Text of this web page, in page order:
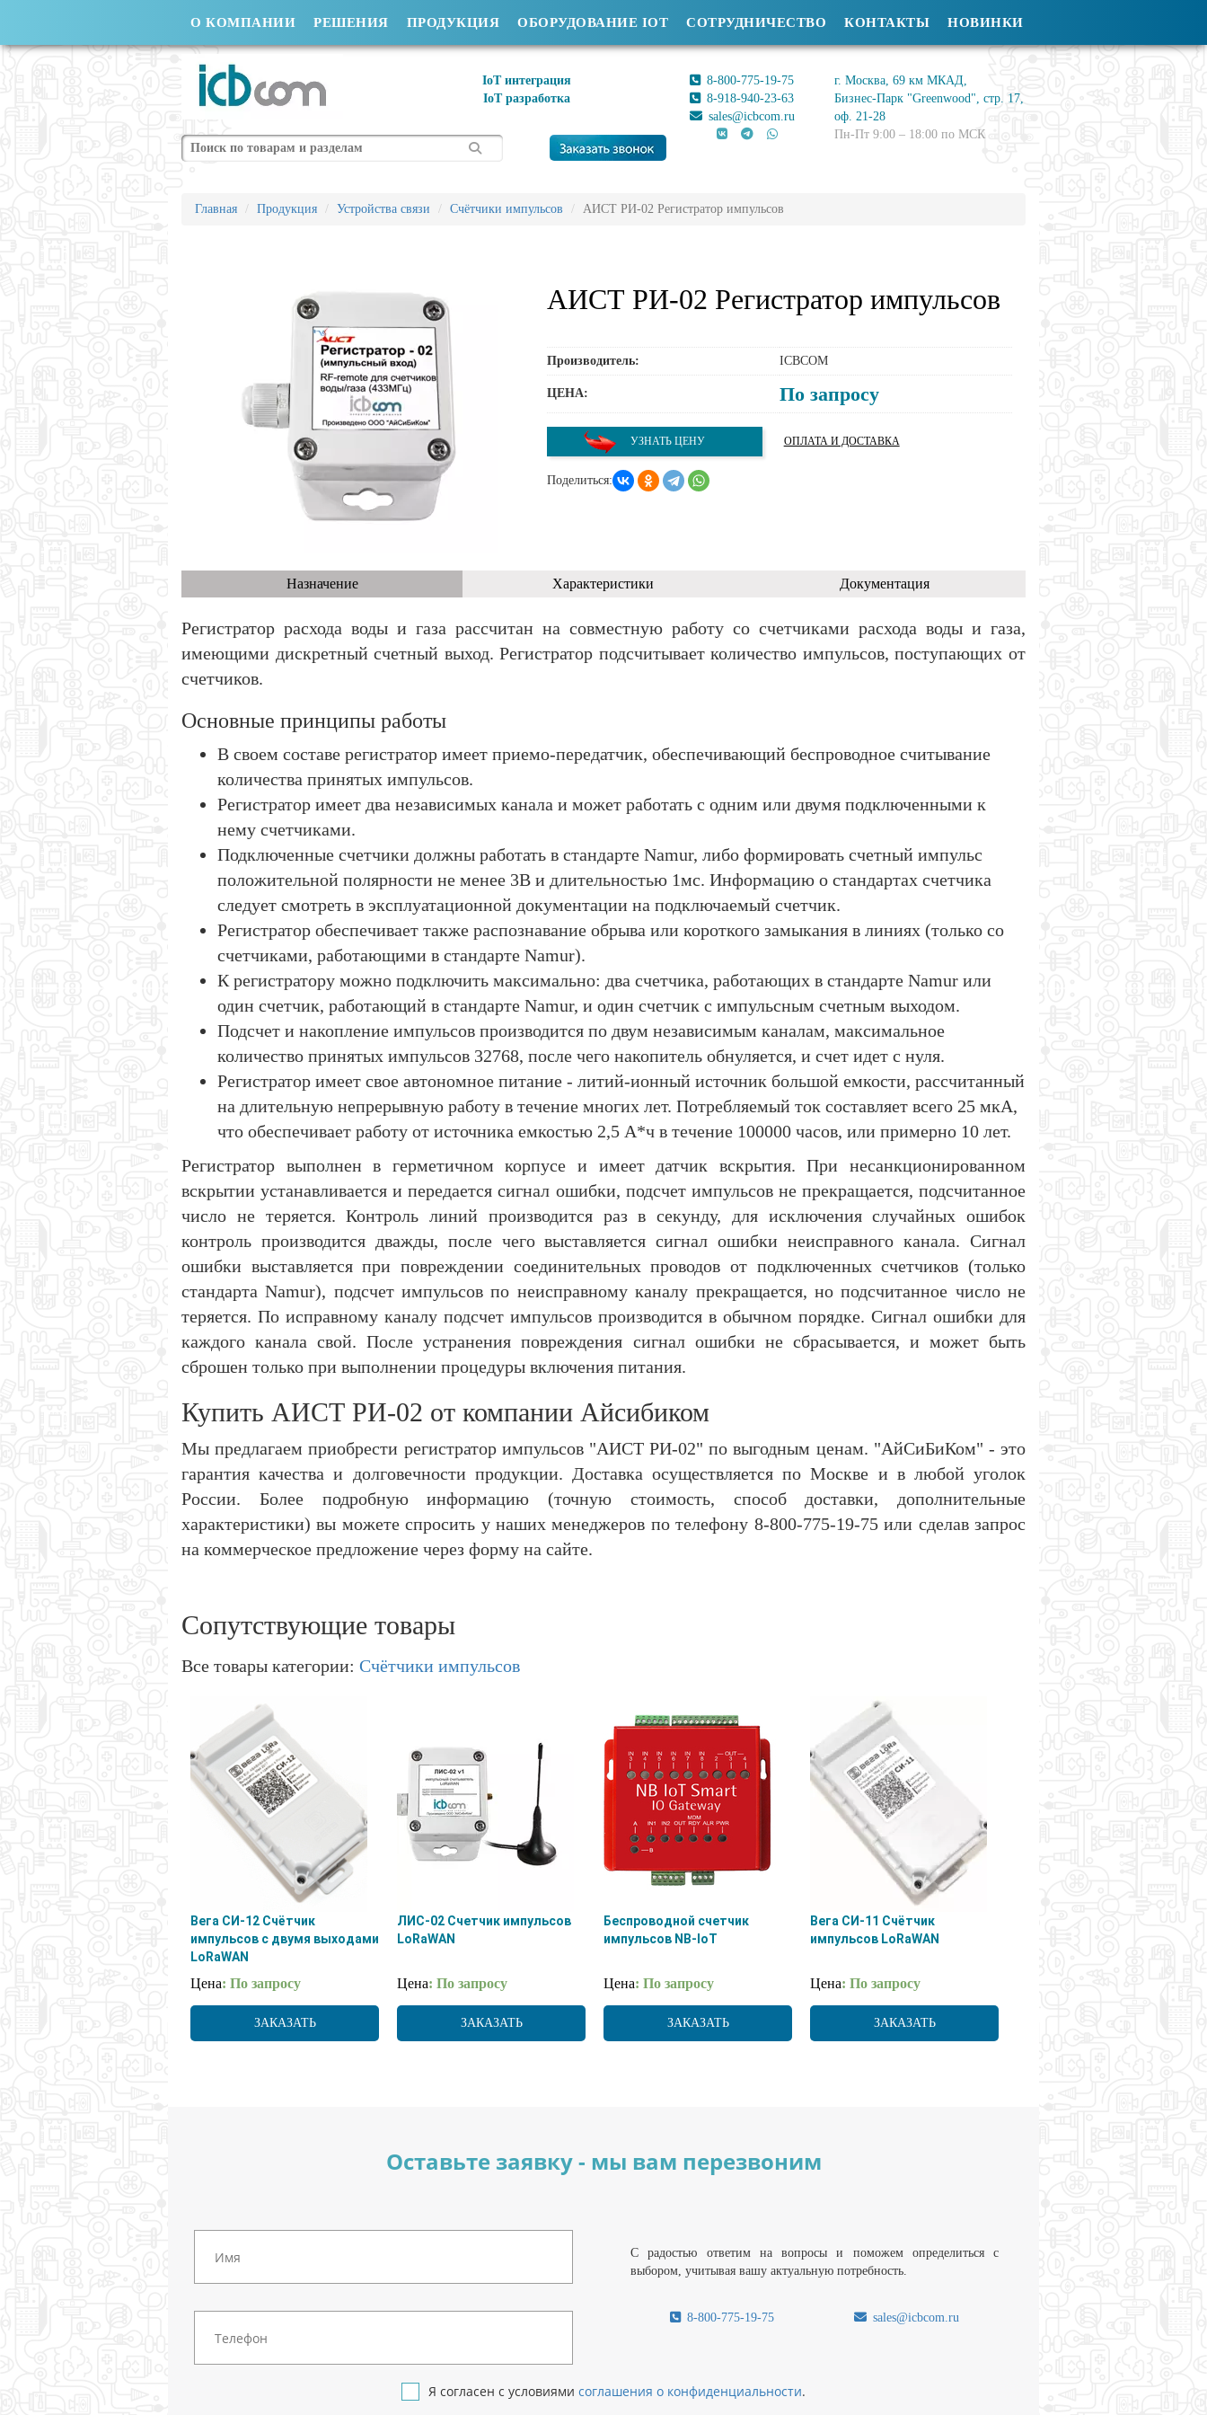
О КОМПАНИИ РЕШЕНИЯ ПРОДУКЦИЯ ОБОРУДОВАНИЕ IOT СОТРУДНИЧЕСТВО КОНТАКТЫ НОВИНКИ
IoT интеграция
IoT разработка
Поиск
8-800-775-19-75
8-918-940-23-63
sales@icbcom.ru
г. Москва, 69 км МКАД,
Бизнес-Парк "Greenwood", стр. 17,
оф. 21-28
Пн-Пт 9:00 – 18:00 по МСК
Главная Продукция Устройства связи Счётчики импульсов АИСТ РИ-02 Регистратор импульсов
АИСТ РИ-02 Регистратор импульсов
Производитель: ICBCOM
ЦЕНА: По запросу
УЗНАТЬ ЦЕНУ ОПЛАТА И ДОСТАВКА
Поделиться:
Назначение Характеристики Документация
Регистратор расхода воды и газа рассчитан на совместную работу со счетчиками расхода воды и газа,
имеющими дискретный счетный выход. Регистратор подсчитывает количество импульсов, поступающих от
счетчиков.
Основные принципы работы
В своем составе регистратор имеет приемо-передатчик, обеспечивающий беспроводное считывание
количества принятых импульсов.
Регистратор имеет два независимых канала и может работать с одним или двумя подключенными к
нему счетчиками.
Подключенные счетчики должны работать в стандарте Namur, либо формировать счетный импульс
положительной полярности не менее 3В и длительностью 1мс. Информацию о стандартах счетчика
следует смотреть в эксплуатационной документации на подключаемый счетчик.
Регистратор обеспечивает также распознавание обрыва или короткого замыкания в линиях (только со
счетчиками, работающими в стандарте Namur).
К регистратору можно подключить максимально: два счетчика, работающих в стандарте Namur или
один счетчик, работающий в стандарте Namur, и один счетчик с импульсным счетным выходом.
Подсчет и накопление импульсов производится по двум независимым каналам, максимальное
количество принятых импульсов 32768, после чего накопитель обнуляется, и счет идет с нуля.
Регистратор имеет свое автономное питание - литий-ионный источник большой емкости, рассчитанный
на длительную непрерывную работу в течение многих лет. Потребляемый ток составляет всего 25 мкА,
что обеспечивает работу от источника емкостью 2,5 А*ч в течение 100000 часов, или примерно 10 лет.
Регистратор выполнен в герметичном корпусе и имеет датчик вскрытия. При несанкционированном
вскрытии устанавливается и передается сигнал ошибки, подсчет импульсов не прекращается, подсчитанное
число не теряется. Контроль линий производится раз в секунду, для исключения случайных ошибок
контроль производится дважды, после чего выставляется сигнал ошибки неисправного канала. Сигнал
ошибки выставляется при повреждении соединительных проводов от подключенных счетчиков (только
стандарта Namur), подсчет импульсов по неисправному каналу прекращается, но подсчитанное число не
теряется. По исправному каналу подсчет импульсов производится в обычном порядке. Сигнал ошибки для
каждого канала свой. После устранения повреждения сигнал ошибки не сбрасывается, и может быть
сброшен только при выполнении процедуры включения питания.
Купить АИСТ РИ-02 от компании Айсибиком
Мы предлагаем приобрести регистратор импульсов "АИСТ РИ-02" по выгодным ценам. "АйСиБиКом" - это
гарантия качества и долговечности продукции. Доставка осуществляется по Москве и в любой уголок
России. Более подробную информацию (точную стоимость, способ доставки, дополнительные
характеристики) вы можете спросить у наших менеджеров по телефону 8-800-775-19-75 или сделав запрос
на коммерческое предложение через форму на сайте. ​
Сопутствующие товары
Все товары категории: Счётчики импульсов
Вега СИ-12 Счётчик
импульсов с двумя выходами
LoRaWAN
Цена: По запросу
ЗАКАЗАТЬ
ЛИС-02 Счетчик импульсов
LoRaWAN
Цена: По запросу
ЗАКАЗАТЬ
Беспроводной счетчик
импульсов NB-IoT
Цена: По запросу
ЗАКАЗАТЬ
Вега СИ-11 Счётчик
импульсов LoRaWAN
Цена: По запросу
ЗАКАЗАТЬ
Оставьте заявку - мы вам перезвоним
С радостью ответим на вопросы и поможем определиться с
выбором, учитывая вашу актуальную потребность.
8-800-775-19-75 sales@icbcom.ru
Я согласен с условиями соглашения о конфиденциальности.